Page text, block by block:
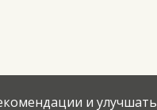
и улучшать